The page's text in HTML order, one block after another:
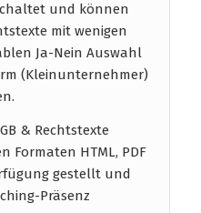
und können
mit wenigen
Ja-Nein Auswahl
(Kleinunternehmer)
& Rechtstexte
Formaten HTML, PDF
gestellt und
Präsenz